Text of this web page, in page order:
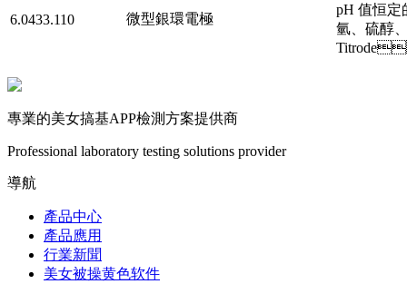
6.0433.110 微型銀環電極
pH 值恒定的
氫、硫
專業的美女搞基APP檢測方案提供商
Professional laboratory testing solutions provider
導航
產品中心
產品應用
行業新聞
美女被操黄色软件